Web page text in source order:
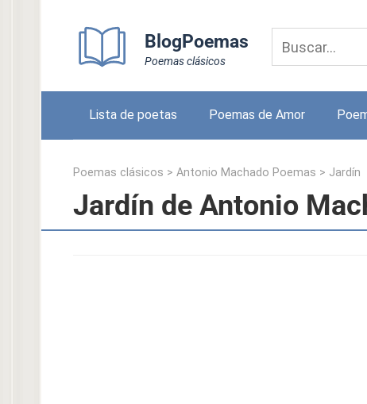
BlogPoemas
Poemas clásicos
Lista de poetas Poemas de Amor
Poemas clásicos > Antonio Machado Poemas > Jardín
Jardín de Antonio